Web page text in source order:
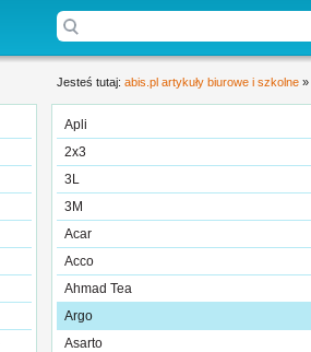
Jesteś tutaj: abis.pl artykuły biurowe i szkolne »
Apli
2x3
3L
3M
Acar
Acco
Ahmad Tea
Argo
Asarto